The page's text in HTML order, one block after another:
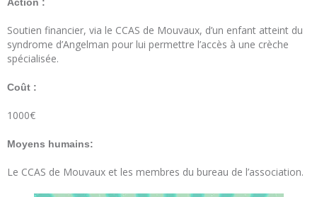
Soutien financier, via le CCAS de Mouvaux, d’un enfant atteint du
syndrome d’Angelman pour lui permettre l’accès à une crèche
spécialisée.
Coût :
1000€
Moyens humains:
Le CCAS de Mouvaux et les membres du bureau de l’association.